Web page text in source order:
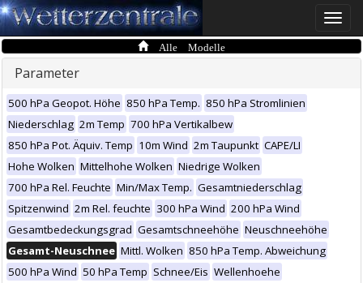
Toggle
Alle Modelle
Parameter
500 hPa Geopot. Höhe 850 hPa Temp. 850 hPa Stromlinien
Niederschlag 2m Temp 700 hPa Vertikalbew
850 hPa Pot. Äquiv. Temp 10m Wind 2m Taupunkt CAPE/LI
Hohe Wolken Mittelhohe Wolken Niedrige Wolken
700 hPa Rel. Feuchte Min/Max Temp. Gesamtniederschlag
Spitzenwind 2m Rel. feuchte 300 hPa Wind 200 hPa Wind
Gesamtbedeckungsgrad Gesamtschneehöhe Neuschneehöhe
Gesamt-Neuschnee Mittl. Wolken 850 hPa Temp. Abweichung
500 hPa Wind 50 hPa Temp Schnee/Eis Wellenhoehe